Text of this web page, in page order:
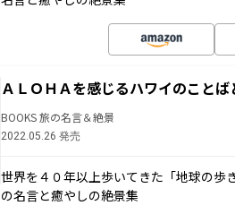
ＡＬＯＨＡを感じるハワイのことば
BOOKS 旅の名言＆絶景
2022.05.26 発売
世界を４０年以上歩いてきた「地球の歩
の名言と癒やしの絶景集